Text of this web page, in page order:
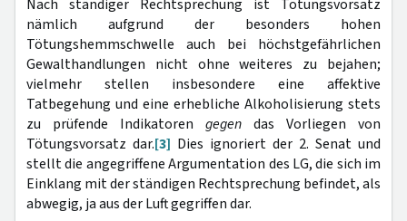
Nach ständiger Rechtsprechung ist Tötungsvorsatz
nämlich aufgrund der besonders hohen
Tötungshemmschwelle auch bei höchstgefährlichen
Gewalthandlungen nicht ohne weiteres zu bejahen;
vielmehr stellen insbesondere eine affektive
Tatbegehung und eine erhebliche Alkoholisierung stets
zu prüfende Indikatoren gegen das Vorliegen von
Tötungsvorsatz dar.[3] Dies ignoriert der 2. Senat und
stellt die angegriffene Argumentation des LG, die sich im
Einklang mit der ständigen Rechtsprechung befindet, als
abwegig, ja aus der Luft gegriffen dar.